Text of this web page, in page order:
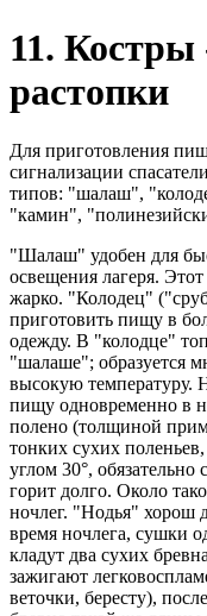
11.
растопки
Для приготовления
сигнализации
типов: "шалаш",
"камин",
"Шалаш" удобен для
освещения лагеря.
жарко. "Колодец"
приготовить пищу в
одежду. В "колодце"
"шалаше"; образуется
высокую температуру.
пищу одновременно в
полено (толщиной
тонких сухих
углом 30°,
горит долго. Около
ночлег. "Нодья" хорош
время ночлега, сушки
кладут два сухих
зажигают
веточки, бересту),